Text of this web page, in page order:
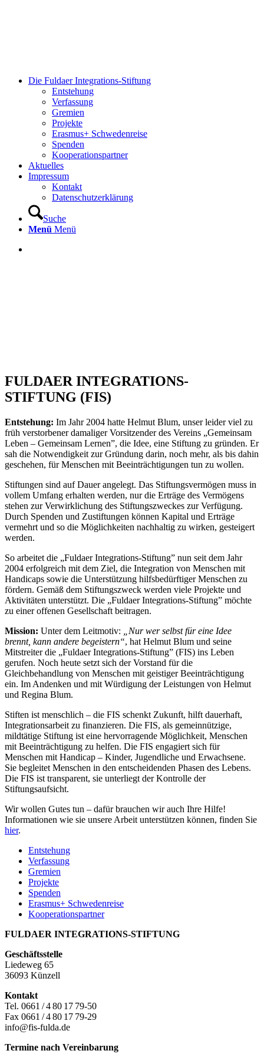
Die Fuldaer Integrations-Stiftung
Entstehung
Verfassung
Gremien
Projekte
Erasmus+ Schwedenreise
Spenden
Kooperationspartner
Aktuelles
Impressum
Kontakt
Datenschutzerklärung
Suche
Menü Menü
FULDAER INTEGRATIONS-
STIFTUNG (FIS)
Entstehung: Im Jahr 2004 hatte Helmut Blum, unser leider viel zu
früh verstorbener damaliger Vorsitzender des Vereins „Gemeinsam
Leben – Gemeinsam Lernen”, die Idee, eine Stiftung zu gründen. Er
sah die Notwendigkeit zur Gründung darin, noch mehr, als bis dahin
geschehen, für Menschen mit Beeinträchtigungen tun zu wollen.
Stiftungen sind auf Dauer angelegt. Das Stiftungsvermögen muss in
vollem Umfang erhalten werden, nur die Erträge des Vermögens
stehen zur Verwirklichung des Stiftungszweckes zur Verfügung.
Durch Spenden und Zustiftungen können Kapital und Erträge
vermehrt und so die Möglichkeiten nachhaltig zu wirken, gesteigert
werden.
So arbeitet die „Fuldaer Integrations-Stiftung” nun seit dem Jahr
2004 erfolgreich mit dem Ziel, die Integration von Menschen mit
Handicaps sowie die Unterstützung hilfsbedürftiger Menschen zu
fördern. Gemäß dem Stiftungszweck werden viele Projekte und
Aktivitäten unterstützt. Die „Fuldaer Integrations-Stiftung” möchte
zu einer offenen Gesellschaft beitragen.
Mission: Unter dem Leitmotiv:
„Nur wer selbst für eine Idee
brennt, kann andere begeistern“, hat Helmut Blum und seine
Mitstreiter die „Fuldaer Integrations-Stiftung” (FIS) ins Leben
gerufen. Noch heute setzt sich der Vorstand für die
Gleichbehandlung von Menschen mit geistiger Beeinträchtigung
ein. Im Andenken und mit Würdigung der Leistungen von Helmut
und Regina Blum.
Stiften ist menschlich – die FIS schenkt Zukunft, hilft dauerhaft,
Integrationsarbeit zu finanzieren. Die FIS, als gemeinnützige,
mildtätige Stiftung ist eine hervorragende Möglichkeit, Menschen
mit Beeinträchtigung zu helfen. Die FIS engagiert sich für
Menschen mit Handicap – Kinder, Jugendliche und Erwachsene.
Sie begleitet Menschen in den entscheidenden Phasen des Lebens.
Die FIS ist transparent, sie unterliegt der Kontrolle der
Stiftungsaufsicht.
Wir wollen Gutes tun – dafür brauchen wir auch Ihre Hilfe!
Informationen wie sie unsere Arbeit unterstützen können, finden Sie
hier.
Entstehung
Verfassung
Gremien
Projekte
Spenden
Erasmus+ Schwedenreise
Kooperationspartner
FULDAER INTEGRATIONS-STIFTUNG
Geschäftsstelle
Liedeweg 65
36093 Künzell
Kontakt
Tel. 0661 / 4 80 17 79-50
Fax 0661 / 4 80 17 79-29
info@fis-fulda.de
Termine nach Vereinbarung